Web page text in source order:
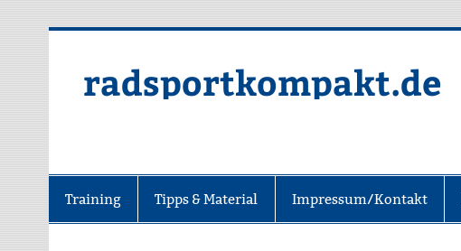
radsportkompakt.de
Training Tipps & Material Impressum/Kontakt